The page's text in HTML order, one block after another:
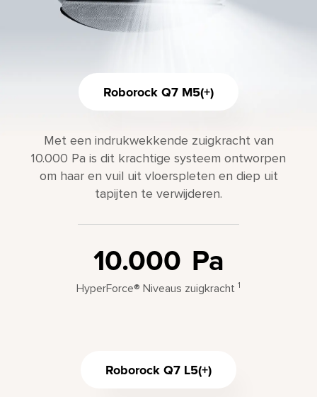
Roborock Q7 M5(+)
Met een indrukwekkende zuigkracht van
10.000 Pa is dit krachtige systeem ontworpen
om haar en vuil uit vloerspleten en diep uit
tapijten te verwijderen.
10.000 Pa
HyperForce® Niveaus zuigkracht 1
Roborock Q7 L5(+)